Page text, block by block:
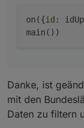
on({id :
main())
Danke, ist
mit den
Daten zu filtern